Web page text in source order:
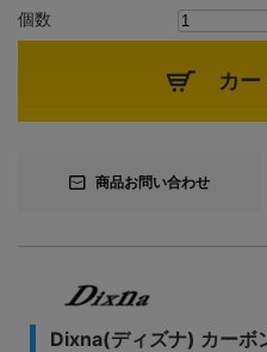
個数
カ
商品お問い合わせ
Dixna(ディズナ) カーボ